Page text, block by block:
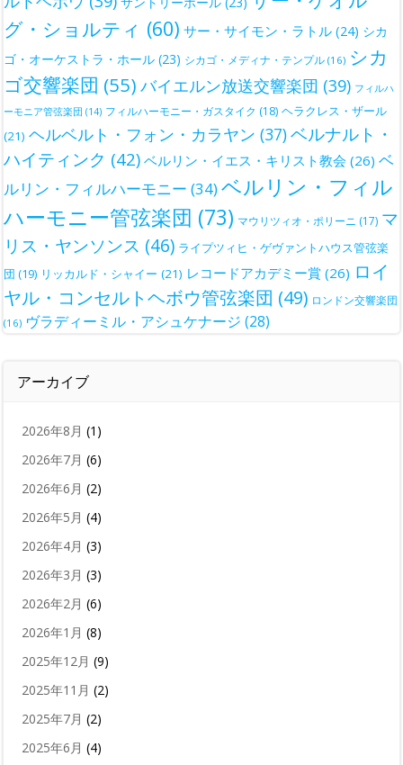
グ・ショルティ (60) サー・サイモン・ラトル (24) シカ
ゴ・オーケストラ・ホール (23) シカゴ・メディナ・テンプル (16) シカ
ゴ交響楽団 (55) バイエルン放送交響楽団 (39) フィルハ
ーモニア管弦楽団 (14) フィルハーモニー・ガスタイク (18) ヘラクレス・ザール
(21) ヘルベルト・フォン・カラヤン (37)ベルナルト・
ハイティンク (42) ベルリン・イエス・キリスト教会 (26) ベ
ルリン・フィルハーモニー (34)ベルリン・フィル
ハーモニー管弦楽団 (73) マウリツィオ・ポリーニ (17) マ
リス・ヤンソンス (46) ライプツィヒ・ゲヴァントハウス管弦楽
団 (19) リッカルド・シャイー (21) レコードアカデミー賞 (26) ロイ
ヤル・コンセルトヘボウ管弦楽団 (49) ロンドン交響楽団
(16) ヴラディーミル・アシュケナージ (28)
アーカイブ
2026年8月 (1)
2026年7月 (6)
2026年6月 (2)
2026年5月 (4)
2026年4月 (3)
2026年3月 (3)
2026年2月 (6)
2026年1月 (8)
2025年12月 (9)
2025年11月 (2)
2025年7月 (2)
2025年6月 (4)